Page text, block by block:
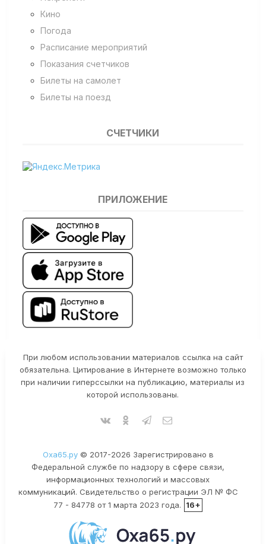
Кино
Погода
Расписание мероприятий
Показания счетчиков
Билеты на самолет
Билеты на поезд
СЧЕТЧИКИ
ПРИЛОЖЕНИЕ
При любом использовании материалов ссылка на сайт
обязательна. Цитирование в Интернете возможно только
при наличии гиперссылки на публикацию, материалы из
которой использованы.
Оха65.ру© 2017-2026 Зарегистрировано в
Федеральной службе по надзору в сфере связи,
информационных технологий и массовых
коммуникаций. Свидетельство о регистрации ЭЛ № ФС
77 - 84778 от 1 марта 2023 года.
16+